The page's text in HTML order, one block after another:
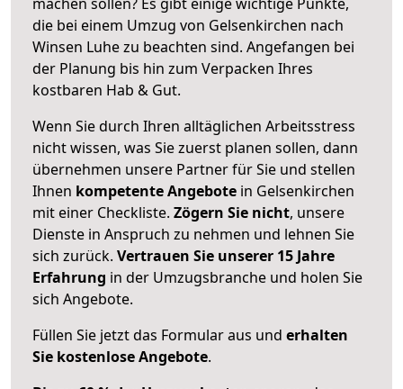
die bei einem Umzug von Gelsenkirchen nach
Winsen Luhe zu beachten sind. Angefangen bei
der Planung bis hin zum Verpacken Ihres
kostbaren Hab & Gut.
Wenn Sie durch Ihren alltäglichen Arbeitsstress
nicht wissen, was Sie zuerst planen sollen, dann
übernehmen unsere Partner für Sie und stellen
Ihnen kompetente Angebote in Gelsenkirchen
mit einer Checkliste. Zögern Sie nicht, unsere
Dienste in Anspruch zu nehmen und lehnen Sie
sich zurück. Vertrauen Sie unserer 15 Jahre
Erfahrung in der Umzugsbranche und holen Sie
sich Angebote.
Füllen Sie jetzt das Formular aus und erhalten
Sie kostenlose Angebote.